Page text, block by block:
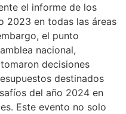
el informe de los
2023 en todas las áreas
el punto
nacional,
decisiones
destinados
del año 2024 en
Este evento no solo